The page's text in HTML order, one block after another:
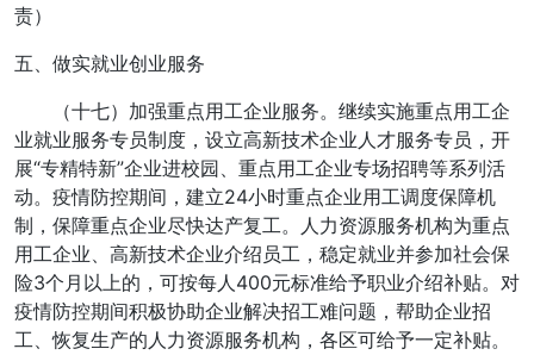
责）
五、做实就业创业服务
（十七）加强重点用工企业服务。继续实施重点用工企
业就业服务专员制度，设立高新技术企业人才服务专员，开
展“专精特新”企业进校园、重点用工企业专场招聘等系列活
动。疫情防控期间，建立24小时重点企业用工调度保障机
制，保障重点企业尽快达产复工。人力资源服务机构为重点
用工企业、高新技术企业介绍员工，稳定就业并参加社会保
险3个月以上的，可按每人400元标准给予职业介绍补贴。对
疫情防控期间积极协助企业解决招工难问题，帮助企业招
工、恢复生产的人力资源服务机构，各区可给予一定补贴。